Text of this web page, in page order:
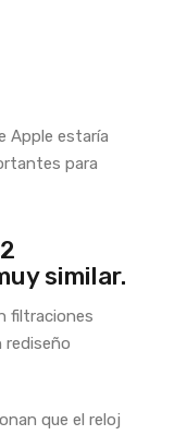
Apple estaría
para
similar.
filtraciones
rediseño
que el reloj